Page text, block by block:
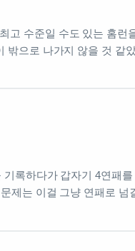
고 수준일 수도 있는 홈런
으로 나가지 않을 것 같
록하다가 갑자기 4연패
제는 이걸 그냥 연패로